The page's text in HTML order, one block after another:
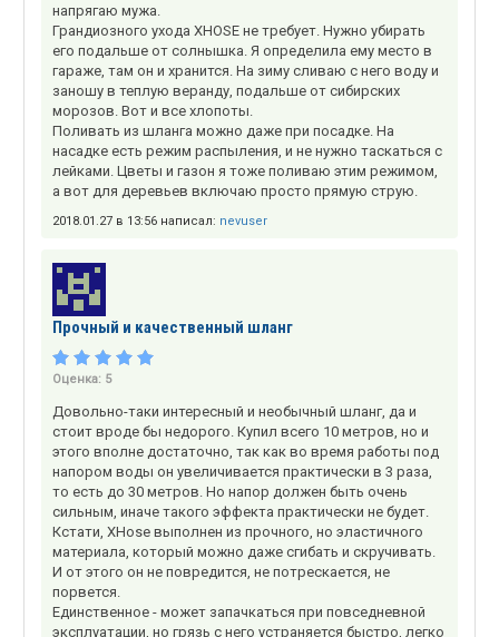
напрягаю мужа.
Грандиозного ухода XHOSE не требует. Нужно убирать
его подальше от солнышка. Я определила ему место в
гараже, там он и хранится. На зиму сливаю с него воду и
заношу в теплую веранду, подальше от сибирских
морозов. Вот и все хлопоты.
Поливать из шланга можно даже при посадке. На
насадке есть режим распыления, и не нужно таскаться с
лейками. Цветы и газон я тоже поливаю этим режимом,
а вот для деревьев включаю просто прямую струю.
2018.01.27 в 13:56 написал: nevuser
Прочный и качественный шланг
Оценка: 5
Довольно-таки интересный и необычный шланг, да и
стоит вроде бы недорого. Купил всего 10 метров, но и
этого вполне достаточно, так как во время работы под
напором воды он увеличивается практически в 3 раза,
то есть до 30 метров. Но напор должен быть очень
сильным, иначе такого эффекта практически не будет.
Кстати, XHose выполнен из прочного, но эластичного
материала, который можно даже сгибать и скручивать.
И от этого он не повредится, не потрескается, не
порвется.
Единственное - может запачкаться при повседневной
эксплуатации, но грязь с него устраняется быстро, легко